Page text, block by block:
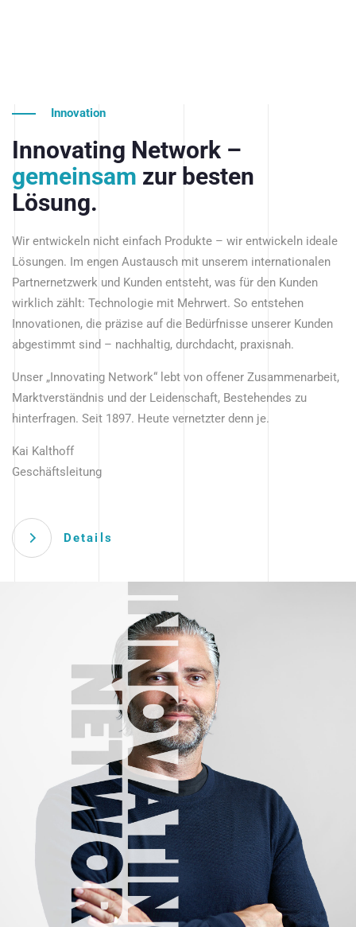
Innovation
Innovating Network –
gemeinsam zur besten
Lösung.
Wir entwickeln nicht einfach Produkte – wir entwickeln ideale
Lösungen. Im engen Austausch mit unserem internationalen
Partnernetzwerk und Kunden entsteht, was für den Kunden
wirklich zählt: Technologie mit Mehrwert. So entstehen
Innovationen, die präzise auf die Bedürfnisse unserer Kunden
abgestimmt sind – nachhaltig, durchdacht, praxisnah.
Unser „Innovating Network“ lebt von offener Zusammenarbeit,
Marktverständnis und der Leidenschaft, Bestehendes zu
hinterfragen. Seit 1897. Heute vernetzter denn je.
Kai Kalthoff
Geschäftsleitung
Details